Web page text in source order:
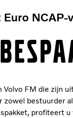
FM die zijn
bestuurder
profiteert u